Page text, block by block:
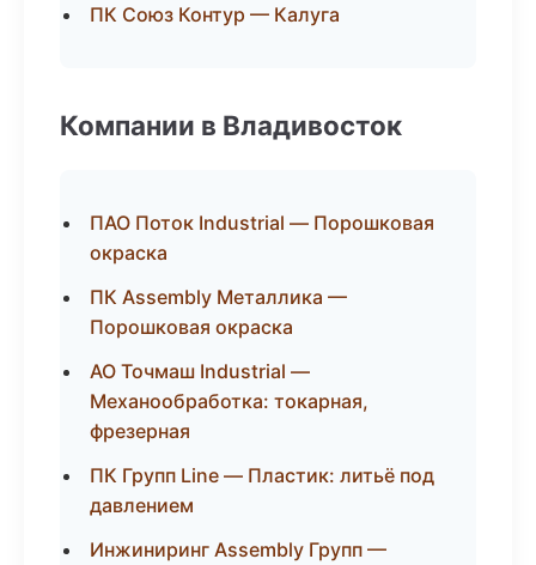
ПК Союз Контур — Калуга
Компании в Владивосток
ПАО Поток Industrial — Порошковая
окраска
ПК Assembly Металлика —
Порошковая окраска
АО Точмаш Industrial —
Механообработка: токарная,
фрезерная
ПК Групп Line — Пластик: литьё под
давлением
Инжиниринг Assembly Групп —